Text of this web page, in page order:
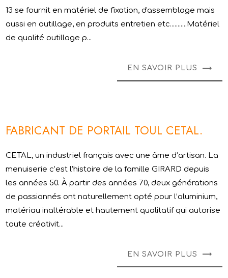
13 se fournit en matériel de fixation, d'assemblage mais
aussi en outillage, en produits entretien etc...........Matériel
de qualité outillage p...
EN SAVOIR PLUS
FABRICANT DE PORTAIL TOUL CETAL.
CETAL, un industriel français avec une âme d’artisan. La
menuiserie c’est l’histoire de la famille GIRARD depuis
les années 50. À partir des années 70, deux générations
de passionnés ont naturellement opté pour l’aluminium,
matériau inaltérable et hautement qualitatif qui autorise
toute créativit...
EN SAVOIR PLUS